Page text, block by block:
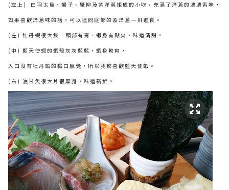
(左上) 由羽太魚、蟹子、蟹柳及紫洋蔥組成的小吃，充滿了洋蔥的濃濃香味，
如果喜歡洋蔥味的話，可以連同底部的紫洋蔥一拼進食。
(左) 牡丹蝦很大隻，頭部有膏，蝦身有點爽，味道清甜。
(中) 藍天使蝦的蝦殼灰灰藍藍，蝦身較爽，
入口沒有牡丹蝦的黏口感覺，所以我較喜歡藍天使蝦。
(右) 油甘魚很大片很厚身，味道新鮮。